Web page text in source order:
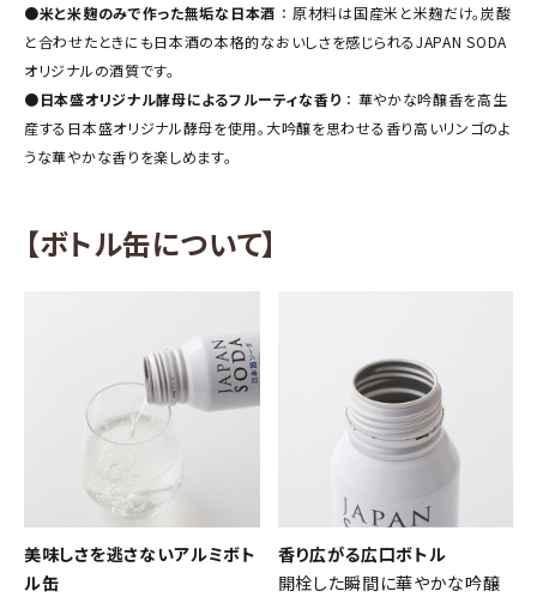
●米と米麹のみで作った無垢な日本酒 ： 原材料は国産米と米麹だけ。炭酸
と合わせたときにも日本酒の本格的なおいしさを感じられるJAPAN SODA
オリジナルの酒質です。
●日本盛オリジナル酵母によるフルーティな香り ： 華やかな吟醸香を高生
産する日本盛オリジナル酵母を使用。大吟醸を思わせる香り高いリンゴのよ
うな華やかな香りを楽しめます。
【ボトル缶について】
美味しさを逃さないアルミボト
ル缶
香り広がる広口ボトル
開栓した瞬間に華やかな吟醸